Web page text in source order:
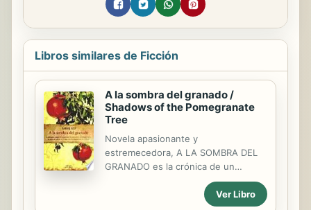
Libros similares de Ficción
A la sombra del granado /
Shadows of the Pomegranate
Tree
Novela apasionante y
estremecedora, A LA SOMBRA DEL
GRANADO es la crónica de un
desgarramiento: el de los
musulmanes que permanecieron en
Ver Libro